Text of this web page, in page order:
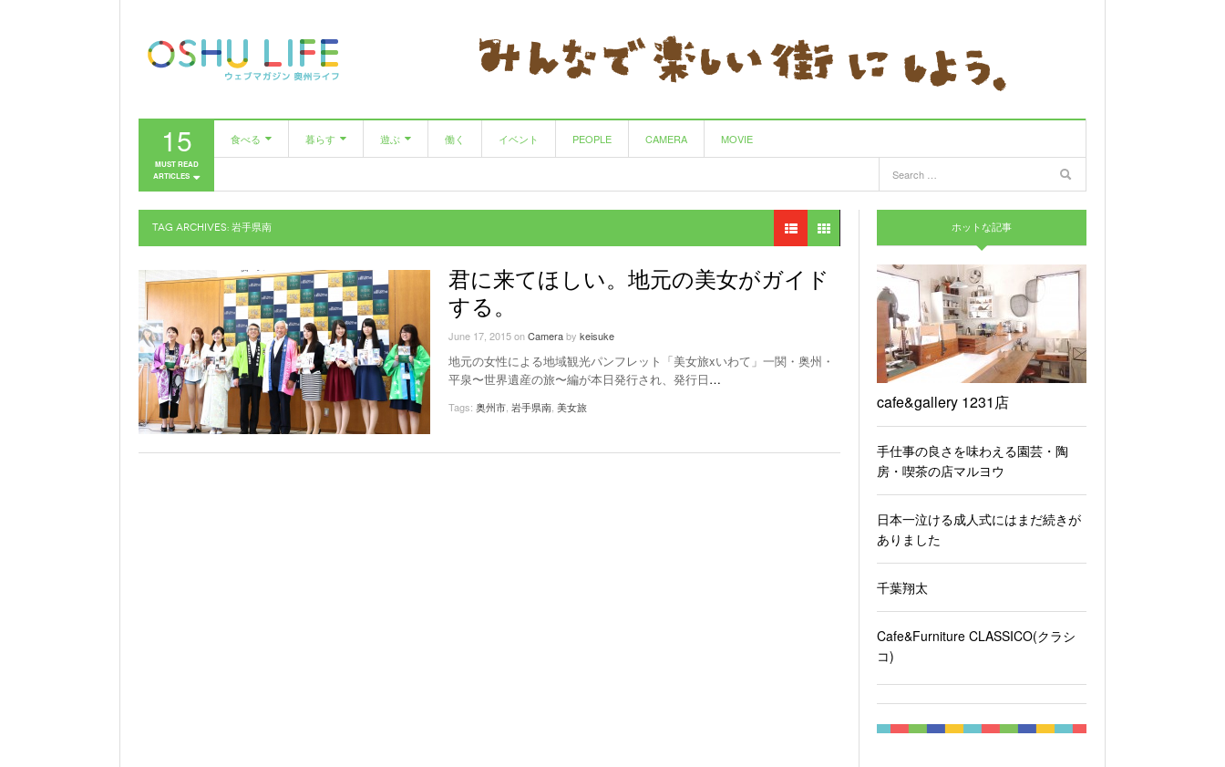
15
MUST READ
ARTICLES
食べる
レストラン
居酒屋・バー
Cafe&Furniture CLASSICO(クラシコ)
- 12 years
コーヒーとパスタ チコ- 13 years ago
View All
暮らす
ファッション
農と人をめぐる
遊ぶ
- 11 years ago
循環型農業をめぐるツアー 〜米im♪My夢
NPO法人 シチズンスポーツ奥州
働く イベント PEOPLE CAMERA MOVIE
TAG ARCHIVES: 岩手県南
君に来てほしい。地元の美女がガイド
する。
June 17, 2015onCameraby keisuke
地元の女性による地域観光パンフレット「美女旅xいわて」一関・奥州・
平泉〜世界遺産の旅〜編が本日発行され、発行日…
Tags: 奥州市 岩手県南 美女旅
ホットな記事
cafe&gallery 1231店
手仕事の良さを味わえる園芸・陶
房・喫茶の店マルヨウ
日本一泣ける成人式にはまだ続きが
ありました
千葉翔太
Cafe&Furniture CLASSICO(クラシ
コ)